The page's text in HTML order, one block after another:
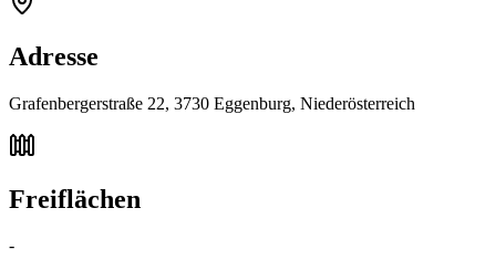
Adresse
Grafenbergerstraße 22, 3730 Eggenburg, Niederösterreich
Freiflächen
-